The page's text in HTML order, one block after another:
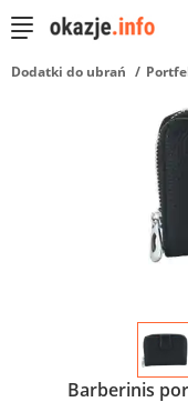
Dodatki do ubrań
Barberinis